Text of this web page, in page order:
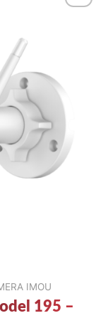
IMOU
195 –